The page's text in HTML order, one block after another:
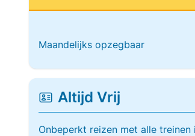
Maandelijks opzegbaar
Altijd Vrij
Onbeperkt reizen met alle treinen